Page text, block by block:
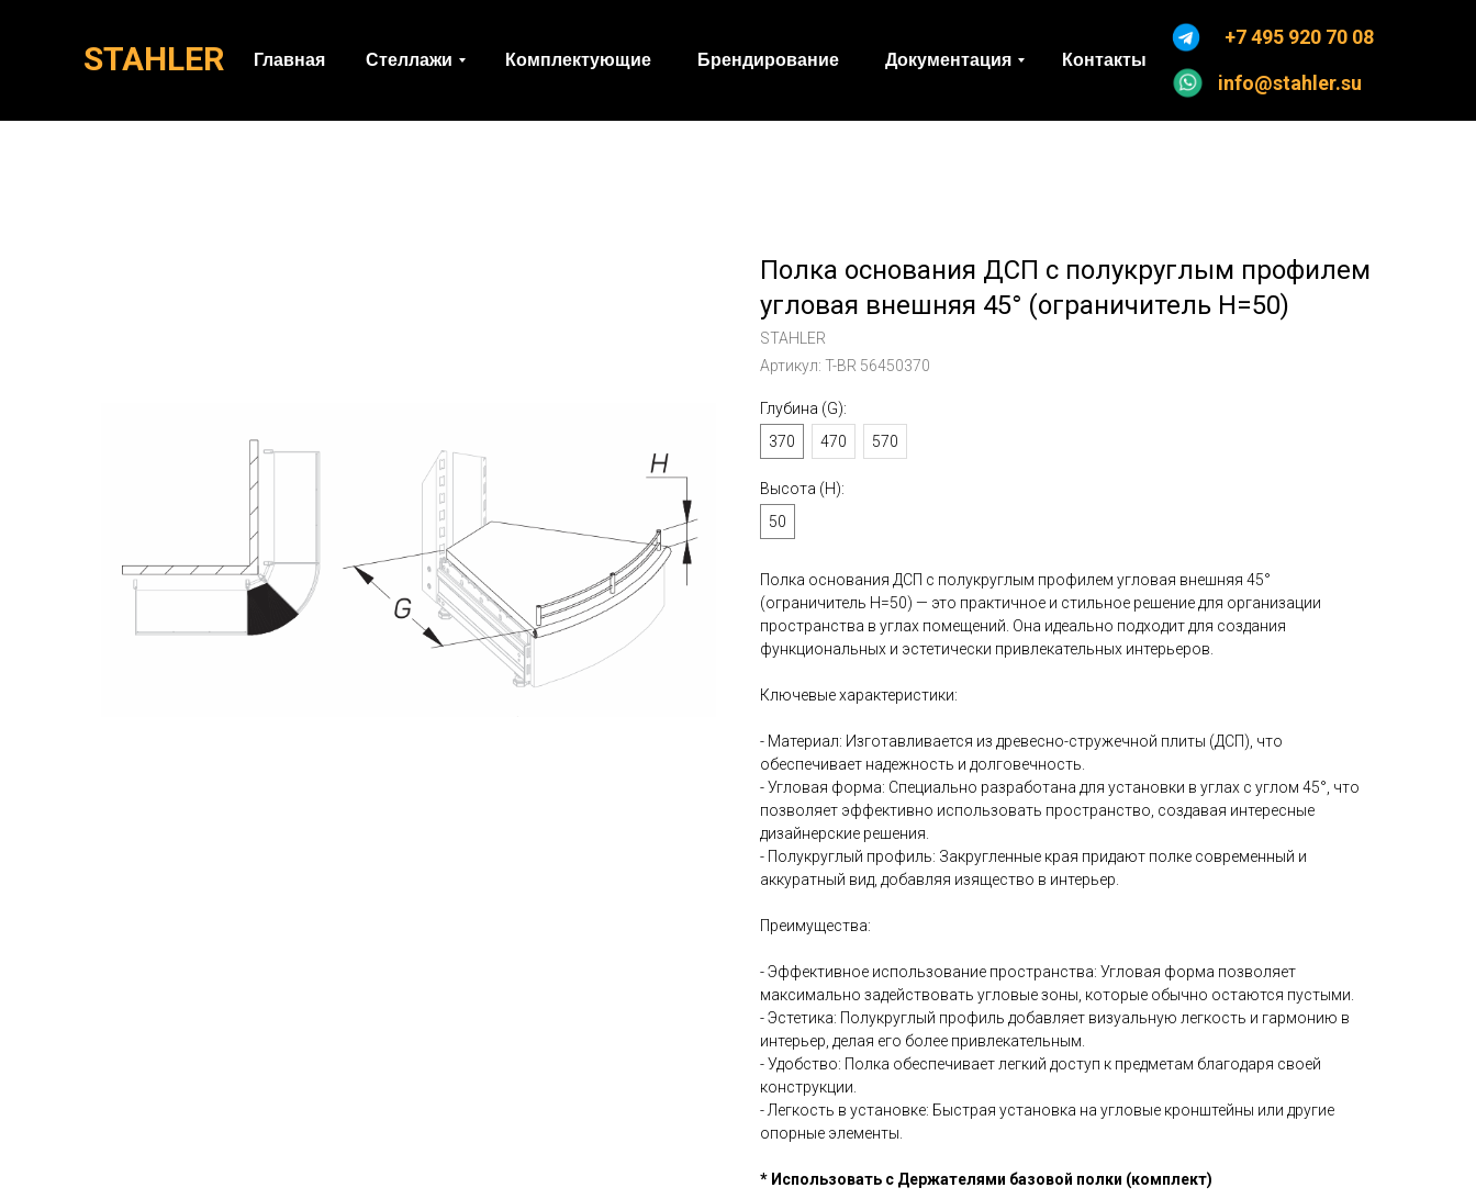
STAHLER
+7 495 920 70 08
info@stahler.su
Главная Стеллажи Комплектующие Брендирование Документация Контакты
Полка основания ДСП с полукруглым профилем
угловая внешняя 45° (ограничитель H=50)
STAHLER
Артикул: T-BR 56450370
Глубина (G):
370
470 570
Высота (Н):
50
Полка основания ДСП с полукруглым профилем угловая внешняя 45°
(ограничитель H=50) — это практичное и стильное решение для организации
пространства в углах помещений. Она идеально подходит для создания
функциональных и эстетически привлекательных интерьеров.
Ключевые характеристики:
- Материал: Изготавливается из древесно-стружечной плиты (ДСП), что
обеспечивает надежность и долговечность.
- Угловая форма: Специально разработана для установки в углах с углом 45°, что
позволяет эффективно использовать пространство, создавая интересные
дизайнерские решения.
- Полукруглый профиль: Закругленные края придают полке современный и
аккуратный вид, добавляя изящество в интерьер.
Преимущества:
- Эффективное использование пространства: Угловая форма позволяет
максимально задействовать угловые зоны, которые обычно остаются пустыми.
- Эстетика: Полукруглый профиль добавляет визуальную легкость и гармонию в
интерьер, делая его более привлекательным.
- Удобство: Полка обеспечивает легкий доступ к предметам благодаря своей
конструкции.
- Легкость в установке: Быстрая установка на угловые кронштейны или другие
опорные элементы.
* Использовать с Держателями базовой полки (комплект)